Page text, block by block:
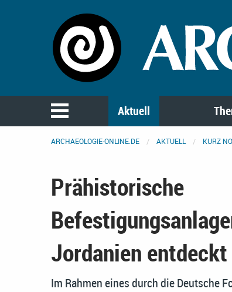
Aktuell
ARCHAEOLOGIE-ONLINE.DE AKTUELL KURZ
Prähistorische
Jordanien entdeckt
Im Rahmen eines durch die Deutsche